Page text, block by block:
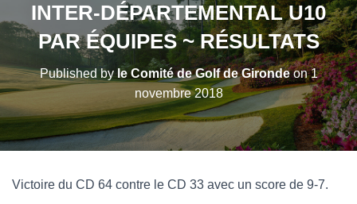
INTER-DÉPARTEMENTAL U10
PAR ÉQUIPES ~ RÉSULTATS
Published by le Comité de Golf de Girondeon1
novembre 2018
Victoire du CD 64 contre le CD 33 avec un score de 9-7.